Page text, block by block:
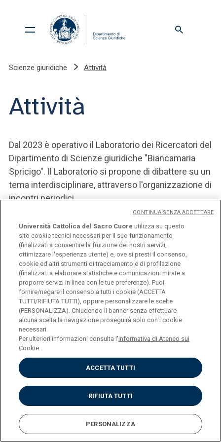
Scienze giuridiche Attività
Attività
Dal 2023 è operativo il Laboratorio dei Ricercatori del
Dipartimento di Scienze giuridiche "Biancamaria
Spricigo". Il Laboratorio si propone di dibattere su un
tema interdisciplinare, attraverso l'organizzazione di
incontri periodici.
Qui trovi tutte le attività:
ATTIVITÀ
Università Cattolica del Sacro Cuore
Largo A. Gemelli, 1 - 20123 Milano
Privacy
Cookies
Impostazione dei Cookies
Università Cattolica del Sacro Cuore utilizza su questo
sito cookie tecnici necessari per il suo funzionamento
(finalizzati a consentire la fruizione dei nostri servizi,
ottimizzare l'esperienza utente) e, ove si presti il consenso,
cookie ed altri strumenti di tracciamento e di profilazione
(finalizzati a elaborare statistiche e comunicazioni mirate a
proporre servizi in linea con le tue preferenze). Puoi
fornire/negare il consenso a tutti i cookie (ACCETTA
TUTTI/RIFIUTA TUTTI), oppure personalizzare le scelte
(PERSONALIZZA). Chiudendo il banner senza effettuare
alcuna scelta la navigazione proseguirà solo con i cookie
necessari.
Per ulteriori informazioni consulta l'informativa di Ateneo sui
Cookie.
ACCETTA TUTTI
RIFIUTA TUTTI
PERSONALIZZA
CONTINUA SENZA ACCETTARE